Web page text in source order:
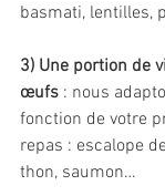
basmati, lentilles,
3) Une portion de
œufs : nous
fonction de votre
repas : escalope
thon, saumon…